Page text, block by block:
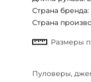
Страна бренда:
Страна
Пуловеры,